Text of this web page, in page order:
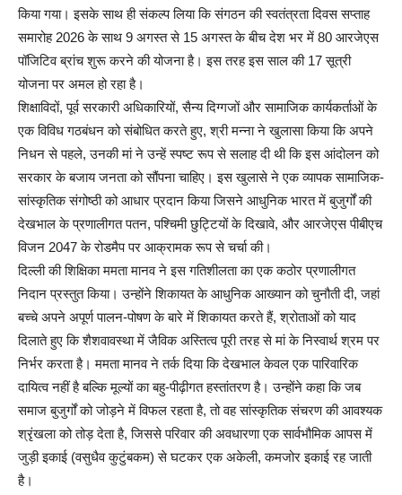
किया गया। इसके साथ ही संकल्प लिया कि संगठन की स्वतंत्रता दिवस सप्ताह
समारोह 2026 के साथ 9 अगस्त से 15 अगस्त के बीच देश भर में 80 आरजेएस
पॉजिटिव ब्रांच शुरू करने की योजना है। इस तरह इस साल की 17 सूत्री
योजना पर अमल हो रहा है।
शिक्षाविदों, पूर्व सरकारी अधिकारियों, सैन्य दिग्गजों और सामाजिक कार्यकर्ताओं के
एक विविध गठबंधन को संबोधित करते हुए, श्री मन्ना ने खुलासा किया कि अपने
निधन से पहले, उनकी मां ने उन्हें स्पष्ट रूप से सलाह दी थी कि इस आंदोलन को
सरकार के बजाय जनता को सौंपना चाहिए। इस खुलासे ने एक व्यापक सामाजिक-
सांस्कृतिक संगोष्ठी को आधार प्रदान किया जिसने आधुनिक भारत में बुजुर्गों की
देखभाल के प्रणालीगत पतन, पश्चिमी छुट्टियों के दिखावे, और आरजेएस पीबीएच
विजन 2047 के रोडमैप पर आक्रामक रूप से चर्चा की।
दिल्ली की शिक्षिका ममता मानव ने इस गतिशीलता का एक कठोर प्रणालीगत
निदान प्रस्तुत किया। उन्होंने शिकायत के आधुनिक आख्यान को चुनौती दी, जहां
बच्चे अपने अपूर्ण पालन-पोषण के बारे में शिकायत करते हैं, श्रोताओं को याद
दिलाते हुए कि शैशवावस्था में जैविक अस्तित्व पूरी तरह से मां के निस्वार्थ श्रम पर
निर्भर करता है। ममता मानव ने तर्क दिया कि देखभाल केवल एक पारिवारिक
दायित्व नहीं है बल्कि मूल्यों का बहु-पीढ़ीगत हस्तांतरण है। उन्होंने कहा कि जब
समाज बुजुर्गों को जोड़ने में विफल रहता है, तो वह सांस्कृतिक संचरण की आवश्यक
श्रृंखला को तोड़ देता है, जिससे परिवार की अवधारणा एक सार्वभौमिक आपस में
जुड़ी इकाई (वसुधैव कुटुंबकम) से घटकर एक अकेली, कमजोर इकाई रह जाती
है।